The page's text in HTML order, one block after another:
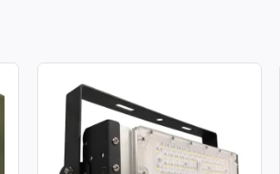
ĐÈN PHA LED MODULE SMD
P03 – CÔNG SUẤT 100W
Công suất: 100W
Hiệu suất chiếu sáng: 130lm/W
Nhiệt độ màu: 3.000K / 4.000K /